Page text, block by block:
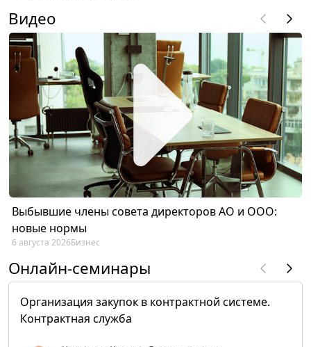
Видео
Выбывшие члены совета директоров АО и ООО:
новые нормы
6 августа 2026Бизнес
Онлайн-семинары
Организация закупок в контрактной системе.
Контрактная служба